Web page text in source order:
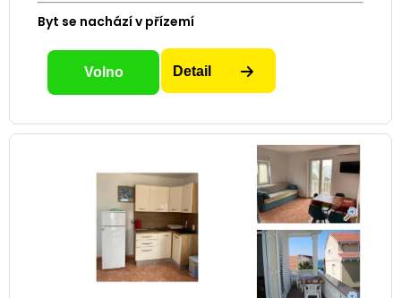
Byt se nachází v přízemí
Volno Detail